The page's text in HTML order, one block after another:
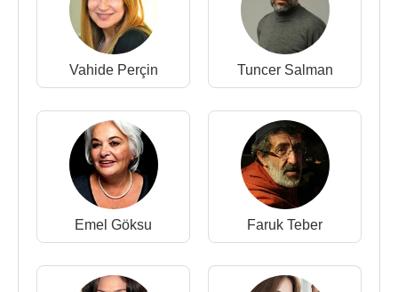
Vahide Perçin Tuncer Salman
Emel Göksu Faruk Teber